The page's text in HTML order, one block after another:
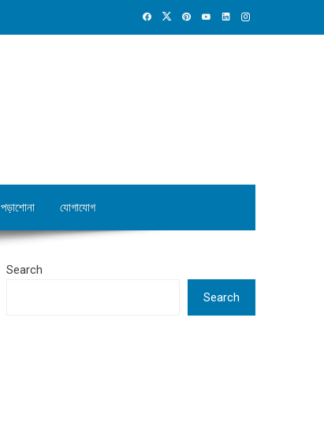
পড়াশোনা যোগাযোগ
Search
Search